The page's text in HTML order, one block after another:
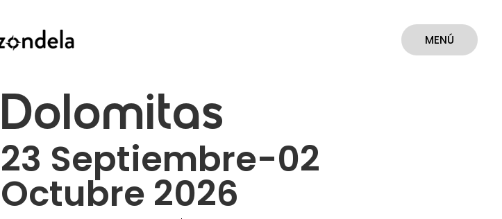
MENÚ
Dolomitas
23 Septiembre-02
Octubre 2026